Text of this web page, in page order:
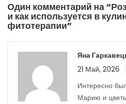
Один комментарий на “
и как используется в
фитотерапии”
Яна
21 Май, 2026
Интересно
Марию и